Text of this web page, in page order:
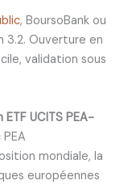
, BoursoBank ou
3.2. Ouverture en
validation sous
UCITS PEA-
mondiale, la
européennes